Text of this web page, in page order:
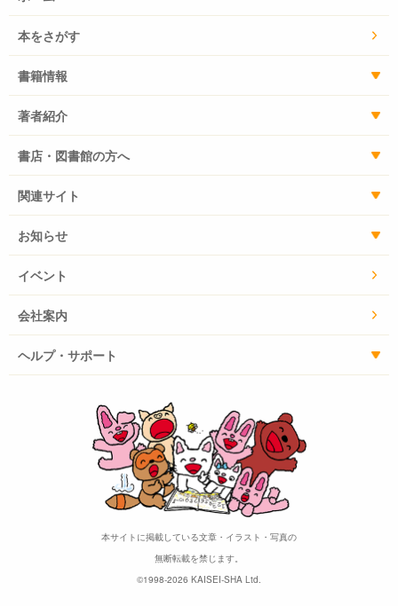
本をさがす
書籍情報
著者紹介
書店・図書館の方へ
関連サイト
お知らせ
イベント
会社案内
ヘルプ・サポート
本サイトに掲載している文章・イラスト・写真の
無断転載を禁じます。
©1998-2026 KAISEI-SHA Ltd.